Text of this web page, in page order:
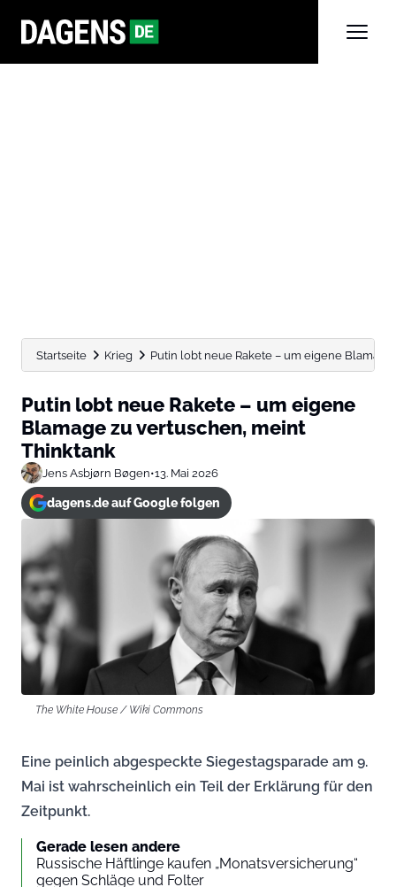
Startseite Krieg Putin lobt neue Rakete – um eigene Blamage
Putin lobt neue Rakete – um eigene
Blamage zu vertuschen, meint
Thinktank
Jens Asbjørn Bøgen•13. Mai 2026
dagens.de auf Google folgen
The White House / Wiki Commons
Eine peinlich abgespeckte Siegestagsparade am 9.
Mai ist wahrscheinlich ein Teil der Erklärung für den
Zeitpunkt.
Gerade lesen andere
Russische Häftlinge kaufen „Monatsversicherung“
gegen Schläge und Folter